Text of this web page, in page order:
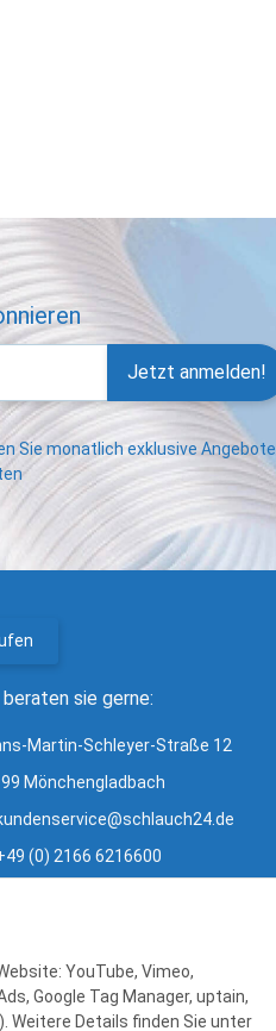
Jetzt anmelden!
Sie monatlich exklusive Angebote
beraten sie gerne:
Martin-Schleyer-Straße 12
Mönchengladbach
(0) 2166 6216600
YouTube, Vimeo,
Google Tag Manager, uptain,
Weitere Details finden Sie unter